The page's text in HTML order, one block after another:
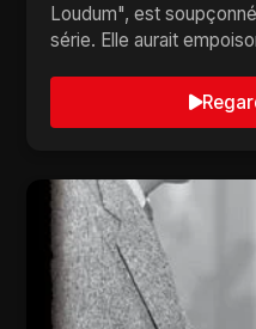
Loudum", est
série. Elle aurait